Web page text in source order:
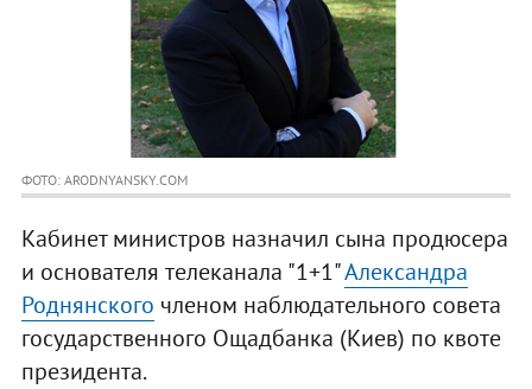
ФОТО: ARODNYANSKY.COM
Кабинет министров назначил сына продюсера
и основателя телеканала "1+1"Александра
Роднянского членом наблюдательного совета
государственного Ощадбанка (Киев) по квоте
президента.